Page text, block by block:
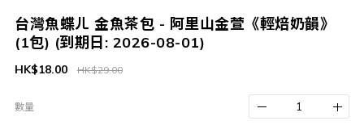
台灣魚蝶ㄦ 金魚茶包 - 阿里山金萱《輕焙奶韻》
(1包) (到期日: 2026-08-01)
HK$29.00
HK$18.00
數量